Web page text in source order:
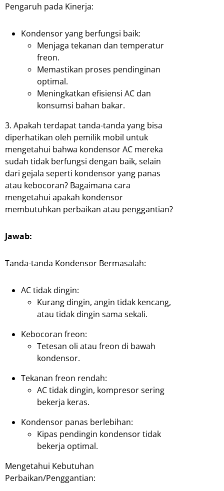
Pengaruh pada Kinerja:
Kondensor yang berfungsi baik:
Menjaga tekanan dan temperatur
freon.
Memastikan proses pendinginan
optimal.
Meningkatkan efisiensi AC dan
konsumsi bahan bakar.
3. Apakah terdapat tanda-tanda yang bisa
diperhatikan oleh pemilik mobil untuk
mengetahui bahwa kondensor AC mereka
sudah tidak berfungsi dengan baik, selain
dari gejala seperti kondensor yang panas
atau kebocoran? Bagaimana cara
mengetahui apakah kondensor
membutuhkan perbaikan atau penggantian?
Jawab:
Tanda-tanda Kondensor Bermasalah:
AC tidak dingin:
Kurang dingin, angin tidak kencang,
atau tidak dingin sama sekali.
Kebocoran freon:
Tetesan oli atau freon di bawah
kondensor.
Tekanan freon rendah:
AC tidak dingin, kompresor sering
bekerja keras.
Kondensor panas berlebihan:
Kipas pendingin kondensor tidak
bekerja optimal.
Mengetahui Kebutuhan
Perbaikan/Penggantian: